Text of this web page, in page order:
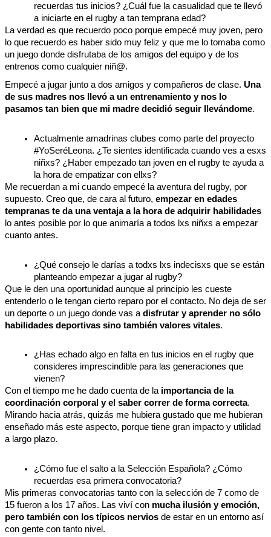
recuerdas tus inicios? ¿Cuál fue la casualidad que te llevó
a iniciarte en el rugby a tan temprana edad?
La verdad es que recuerdo poco porque empecé muy joven, pero
lo que recuerdo es haber sido muy feliz y que me lo tomaba como
un juego donde disfrutaba de los amigos del equipo y de los
entrenos como cualquier niñ@.
Empecé a jugar junto a dos amigos y compañeros de clase. Una
de sus madres nos llevó a un entrenamiento y nos lo
pasamos tan bien que mi madre decidió seguir llevándome.
Actualmente amadrinas clubes como parte del proyecto
#YoSeréLeona. ¿Te sientes identificada cuando ves a esxs
niñxs? ¿Haber empezado tan joven en el rugby te ayuda a
la hora de empatizar con ellxs?
Me recuerdan a mi cuando empecé la aventura del rugby, por
supuesto. Creo que, de cara al futuro, empezar en edades
tempranas te da una ventaja a la hora de adquirir habilidades
lo antes posible por lo que animaría a todos lxs niñxs a empezar
cuanto antes.
¿Qué consejo le darías a todxs lxs indecisxs que se están
planteando empezar a jugar al rugby?
Que le den una oportunidad aunque al principio les cueste
entenderlo o le tengan cierto reparo por el contacto. No deja de ser
un deporte o un juego donde vas a disfrutar y aprender no sólo
habilidades deportivas sino también valores vitales.
¿Has echado algo en falta en tus inicios en el rugby que
consideres imprescindible para las generaciones que
vienen?
Con el tiempo me he dado cuenta de la importancia de la
coordinación corporal y el saber correr de forma correcta.
Mirando hacia atrás, quizás me hubiera gustado que me hubieran
enseñado más este aspecto, porque tiene gran impacto y utilidad
a largo plazo.
¿Cómo fue el salto a la Selección Española? ¿Cómo
recuerdas esa primera convocatoria?
Mis primeras convocatorias tanto con la selección de 7 como de
15 fueron a los 17 años. Las viví con mucha ilusión y emoción,
pero también con los típicos nervios de estar en un entorno así
con gente con tanto nivel.